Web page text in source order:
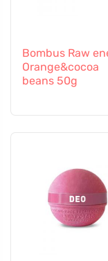
Bombus Raw
Orange&cocoa
beans 50g